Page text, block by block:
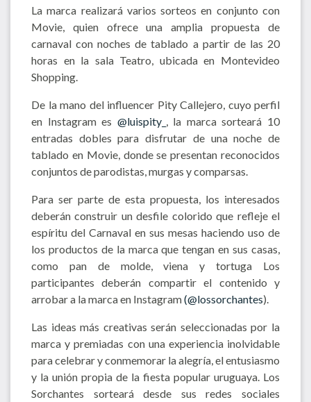
La marca realizará varios sorteos en conjunto con
Movie, quien ofrece una amplia propuesta de
carnaval con noches de tablado a partir de las 20
horas en la sala Teatro, ubicada en Montevideo
Shopping.
De la mano del influencer Pity Callejero, cuyo perfil
en Instagram es @luispity_ , la marca sorteará 10
entradas dobles para disfrutar de una noche de
tablado en Movie, donde se presentan reconocidos
conjuntos de parodistas, murgas y comparsas.
Para ser parte de esta propuesta, los interesados
deberán construir un desfile colorido que refleje el
espíritu del Carnaval en sus mesas haciendo uso de
los productos de la marca que tengan en sus casas,
como pan de molde, viena y tortuga Los
participantes deberán compartir el contenido y
arrobar a la marca en Instagram(@lossorchantes).
Las ideas más creativas serán seleccionadas por la
marca y premiadas con una experiencia inolvidable
para celebrar y conmemorar la alegría, el entusiasmo
y la unión propia de la fiesta popular uruguaya. Los
Sorchantes sorteará desde sus redes sociales